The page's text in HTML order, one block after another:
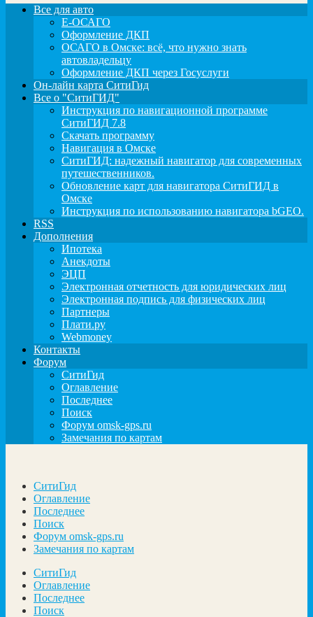
Все для авто
Е-ОСАГО
Оформление ДКП
ОСАГО в Омске: всё, что нужно знать
автовладельцу
Оформление ДКП через Госуслуги
Он-лайн карта СитиГид
Все о "СитиГИД"
Инструкция по навигационной программе
СитиГИД 7.8
Скачать программу
Навигация в Омске
СитиГИД: надежный навигатор для современных
путешественников.
Обновление карт для навигатора СитиГИД в
Омске
Инструкция по использованию навигатора bGEO.
RSS
Дополнения
Ипотека
Анекдоты
ЭЦП
Электронная отчетность для юридических лиц
Электронная подпись для физических лиц
Партнеры
Плати.ру
Webmoney
Контакты
Форум
СитиГид
Оглавление
Последнее
Поиск
Форум omsk-gps.ru
Замечания по картам
СитиГид
Оглавление
Последнее
Поиск
Форум omsk-gps.ru
Замечания по картам
СитиГид
Оглавление
Последнее
Поиск